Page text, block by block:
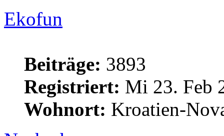
Ekofun
Beiträge: 3893
Registriert: Mi 23. Feb
Wohnort: Kroatien-